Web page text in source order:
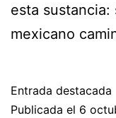
esta
mexicano
Entrada destacada
Publicada el 6